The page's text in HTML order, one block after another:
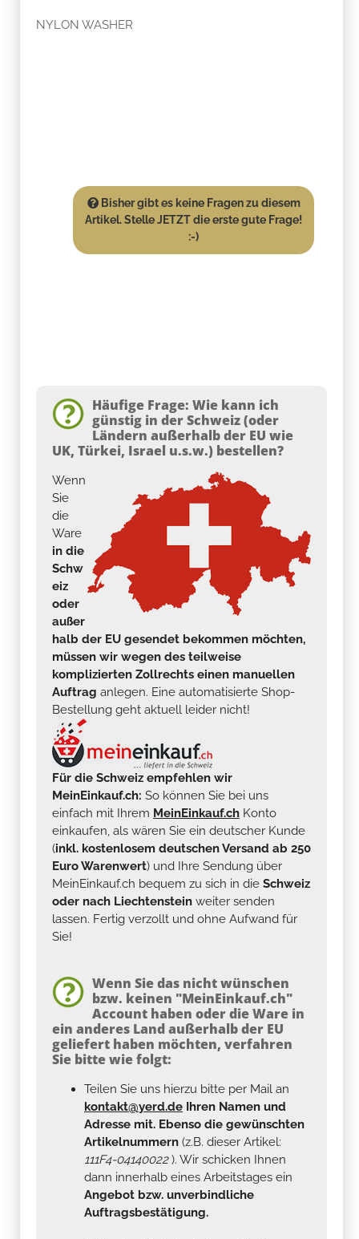
NYLON WASHER
Bisher gibt es keine Fragen zu diesem
Artikel. Stelle JETZT die erste gute Frage!
:-)
Häufige Frage: Wie kann ich
günstig in der Schweiz (oder
Ländern außerhalb der EU wie
UK, Türkei, Israel u.s.w.) bestellen?
Wenn
Sie
die
Ware
in die
Schw
eiz
oder
außer
halb der EU gesendet bekommen möchten,
müssen wir wegen des teilweise
komplizierten Zollrechts einen manuellen
Auftrag anlegen. Eine automatisierte Shop-
Bestellung geht aktuell leider nicht!
Für die Schweiz empfehlen wir
MeinEinkauf.ch: So können Sie bei uns
einfach mit Ihrem MeinEinkauf.ch Konto
einkaufen, als wären Sie ein deutscher Kunde
(inkl. kostenlosem deutschen Versand ab 250
Euro Warenwert) und Ihre Sendung über
MeinEinkauf.ch bequem zu sich in die Schweiz
oder nach Liechtenstein weiter senden
lassen. Fertig verzollt und ohne Aufwand für
Sie!
Wenn Sie das nicht wünschen
bzw. keinen "MeinEinkauf.ch"
Account haben oder die Ware in
ein anderes Land außerhalb der EU
geliefert haben möchten, verfahren
Sie bitte wie folgt:
Teilen Sie uns hierzu bitte per Mail an
kontakt@yerd.de Ihren Namen und
Adresse mit. Ebenso die gewünschten
Artikelnummern (z.B. dieser Artikel:
111F4-04140022). Wir schicken Ihnen
dann innerhalb eines Arbeitstages ein
Angebot bzw. unverbindliche
Auftragsbestätigung.